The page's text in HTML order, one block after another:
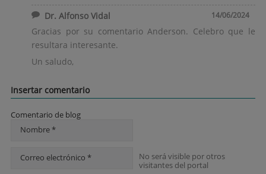
Dr. Alfonso Vidal 14/06/2024
Gracias por su comentario Anderson. Celebro que le
resultara interesante.
Un saludo,
Insertar comentario
Comentario de blog
Nombre *
Correo electrónico *
No será visible por otros
visitantes del portal